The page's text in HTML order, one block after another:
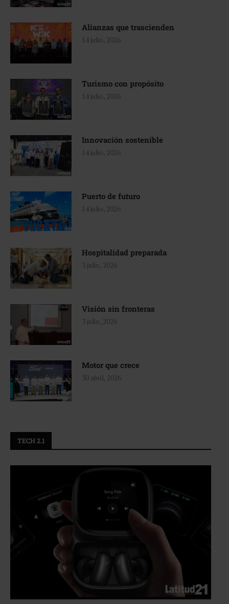
Alianzas que trascienden
14 julio, 2026
Turismo con propósito
14 julio, 2026
Innovación sostenible
14 julio, 2026
Puerto de futuro
14 julio, 2026
Hospitalidad preparada
3 julio, 2026
Visión sin fronteras
3 julio, 2026
Motor que crece
30 abril, 2026
TECH 2.1